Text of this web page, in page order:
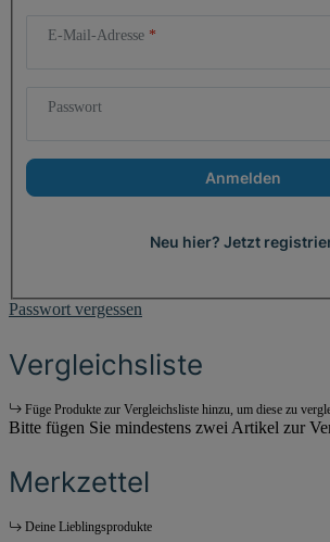
E-Mail-Adresse
Passwort
Anmelden
Neu hier? Jetzt
Passwort vergessen
Vergleichsliste
Füge Produkte zur Vergleichsliste hinzu, um diese zu
Bitte fügen Sie mindestens zwei Artikel zur
Merkzettel
Deine Lieblingsprodukte